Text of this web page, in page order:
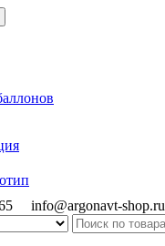
65 info@argonavt-shop.ru